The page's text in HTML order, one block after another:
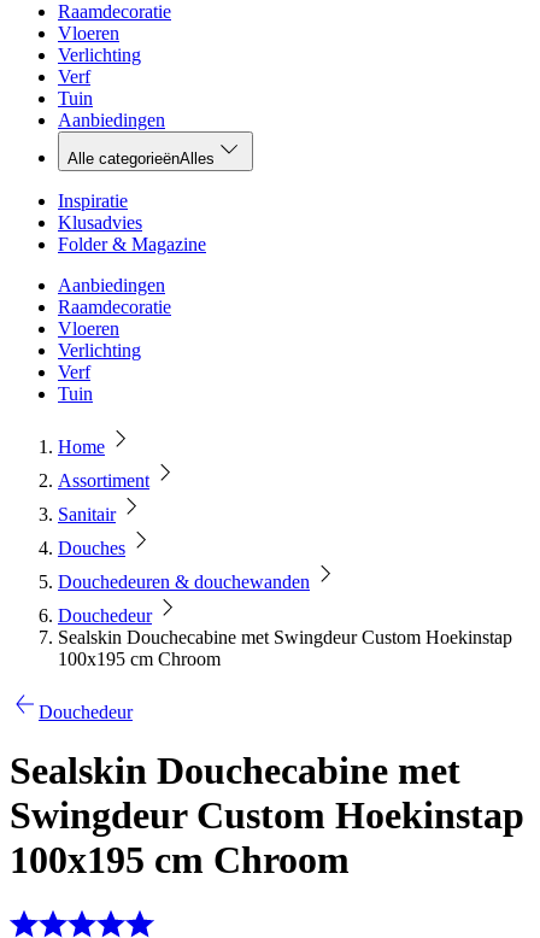
Raamdecoratie
Vloeren
Verlichting
Verf
Tuin
Aanbiedingen
Alle categorieënAlles
Inspiratie
Klusadvies
Folder & Magazine
Aanbiedingen
Raamdecoratie
Vloeren
Verlichting
Verf
Tuin
Home
Assortiment
Sanitair
Douches
Douchedeuren & douchewanden
Douchedeur
Sealskin Douchecabine met Swingdeur Custom Hoekinstap
100x195 cm Chroom
Douchedeur
Sealskin Douchecabine met
Swingdeur Custom Hoekinstap
100x195 cm Chroom